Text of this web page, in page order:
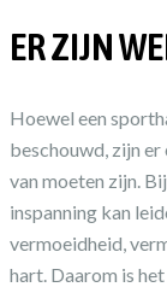
ER ZIJN
Hoewel een
beschouwd, zijn
van moeten zijn.
inspanning kan
vermoeidheid,
hart. Daarom is